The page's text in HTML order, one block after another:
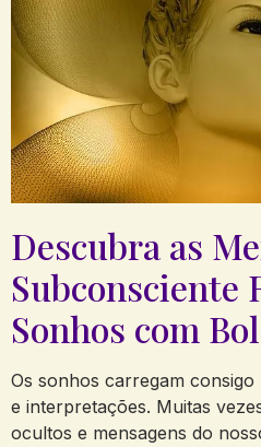
Descubra as
Subconsciente
Sonhos com
Os sonhos carregam consigo
e ​interpretações.⁣ Muitas
ocultos e‌ mensagens do